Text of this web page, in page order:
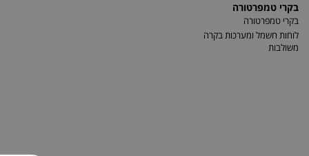
בקרי טמפרטורה
בקרי טמפרטורה
לוחות חשמל ומערכות בקרה
משולבות